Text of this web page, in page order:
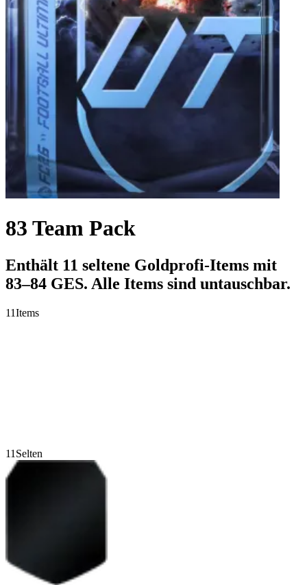
83 Team Pack
Enthält 11 seltene Goldprofi-Items mit
83–84 GES. Alle Items sind untauschbar.
11Items
11 Selten